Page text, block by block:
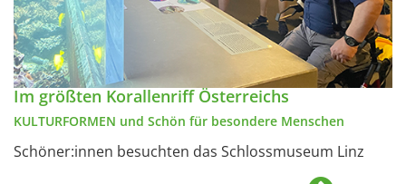
Im größten Korallenriff Österreichs
KULTURFORMEN und Schön für besondere Menschen
Schöner:innen besuchten das Schlossmuseum Linz